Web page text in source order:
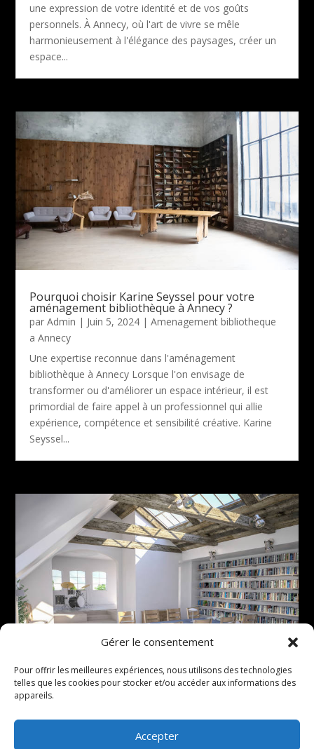
Gérer le consentement
Pour offrir les meilleures expériences, nous utilisons des technologies
telles que les cookies pour stocker et/ou accéder aux informations des
appareils.
Accepter
une expression de votre identité et de vos goûts
personnels. À Annecy, où l'art de vivre se mêle
harmonieusement à l'élégance des paysages, créer un
espace...
Pourquoi choisir Karine Seyssel pour votre
aménagement bibliothèque à Annecy ?
parAdmin | Juin 5, 2024 |Amenagement bibliotheque
a Annecy
Une expertise reconnue dans l'aménagement
bibliothèque à Annecy Lorsque l'on envisage de
transformer ou d'améliorer un espace intérieur, il est
primordial de faire appel à un professionnel qui allie
expérience, compétence et sensibilité créative. Karine
Seyssel...
Comment l’aménagement bibliothèque à Annecy
peut-il optimiser votre espace de lecture ?